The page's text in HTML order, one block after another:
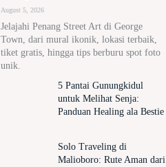
August 5, 2026
Jelajahi Penang Street Art di George
Town, dari mural ikonik, lokasi terbaik,
tiket gratis, hingga tips berburu spot foto
unik.
5 Pantai Gunungkidul
untuk Melihat Senja:
Panduan Healing ala Bestie
Solo Traveling di
Malioboro: Rute Aman dari